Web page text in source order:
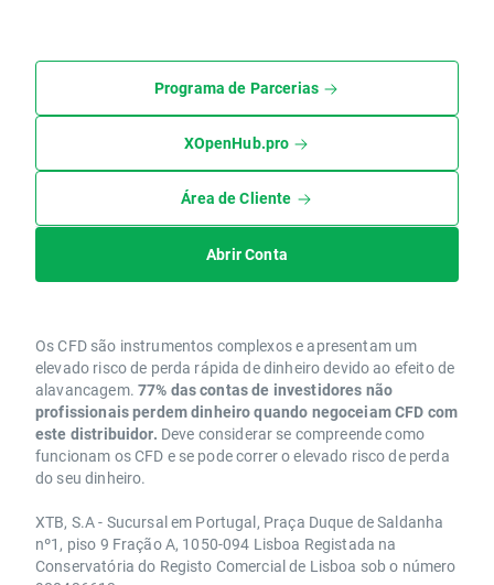
Programa de Parcerias
XOpenHub.pro
Área de Cliente
Abrir Conta
Os CFD são instrumentos complexos e apresentam um
elevado risco de perda rápida de dinheiro devido ao efeito de
alavancagem. 77% das contas de investidores não
profissionais perdem dinheiro quando negoceiam CFD com
este distribuidor. Deve considerar se compreende como
funcionam os CFD e se pode correr o elevado risco de perda
do seu dinheiro.
XTB, S.A - Sucursal em Portugal, Praça Duque de Saldanha
nº1, piso 9 Fração A, 1050-094 Lisboa Registada na
Conservatória do Registo Comercial de Lisboa sob o número